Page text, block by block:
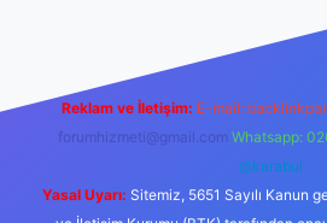
Reklam ve İletişim: E-mail:
forumhizmeti@gmail.com Whatsapp:
@karabul
Yasal Uyarı: Sitemiz, 5651 Sayılı Kanun